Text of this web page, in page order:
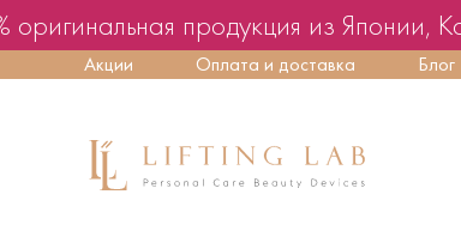
оригинальная продукция из Японии,
Акции Оплата и доставка Блог